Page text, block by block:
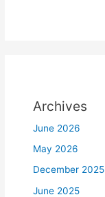
Archives
June 2026
May 2026
December 2025
June 2025